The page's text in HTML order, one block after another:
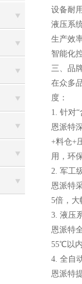
设备耐
液压系
生产效
智能化
三、品
在众多
度：
1. 针对
恩派特
+料仓+
用，环
2. 军工
恩派特
5倍，大
3. 液压
恩派特
55℃以
4. 全自
恩派特